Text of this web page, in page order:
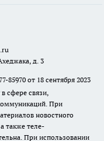
д. 3
85970 от 18 сентября 2023
сфере связи,
При
новостного
также теле-
При использовании